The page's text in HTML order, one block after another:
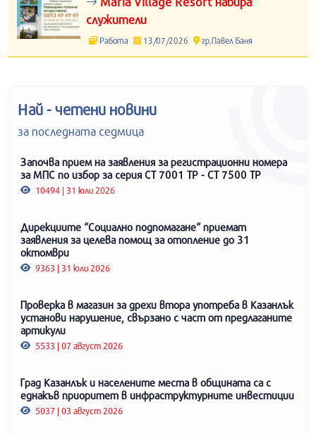
служители
Работа 13/07/2026 гр.Павел Баня
Най - четени новини
за последната седмица
Започва прием на заявления за регистрационни номера
за МПС по избор за серия СТ 7001 ТР - СТ 7500 ТР
10494 | 31 юли 2026
Дирекциите “Социално подпомагане“ приемат
заявления за целева помощ за отопление до 31
октомври
9363 | 31 юли 2026
Проверка в магазин за дрехи втора употреба в Казанлък
установи нарушение, свързано с част от предлаганите
артикули
5533 | 07 август 2026
Град Казанлък и населените места в общината са с
еднакъв приоритет в инфраструктурните инвестиции
5037 | 03 август 2026